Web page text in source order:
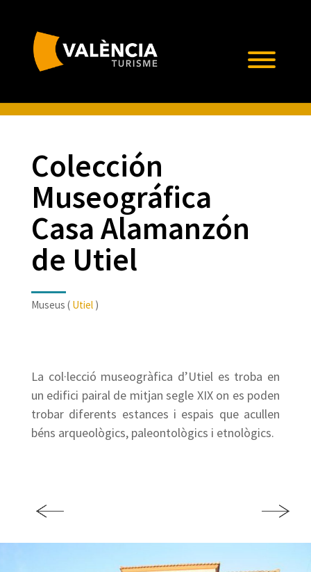
Colección
Museográfica
Casa Alamanzón
de Utiel
Museus ( Utiel)
La col·lecció museogràfica d’Utiel es troba en
un edifici pairal de mitjan segle XIX on es poden
trobar diferents estances i espais que acullen
béns arqueològics, paleontològics i etnològics.